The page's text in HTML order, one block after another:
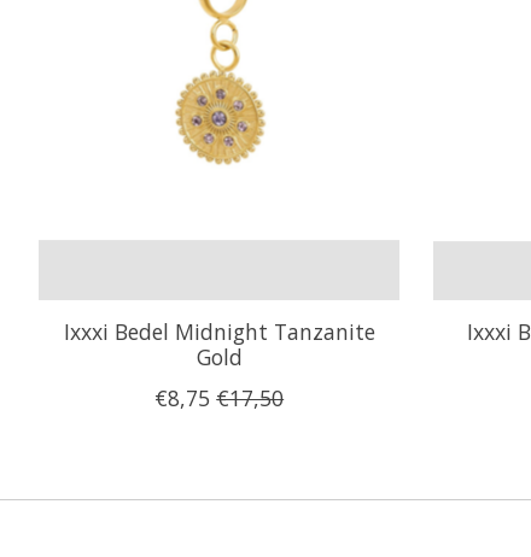
Ixxxi Bedel Midnight Tanzanite
Gold
€8,75 €17,50
Ixxxi